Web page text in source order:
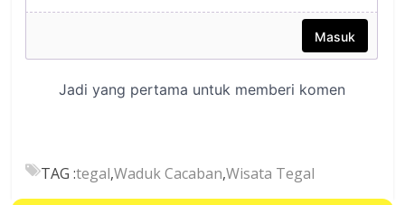
TAG :tegal,Waduk Cacaban,Wisata Tegal